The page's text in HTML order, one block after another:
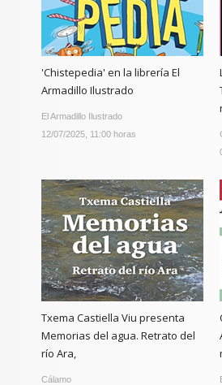
'Chistepedia' en la librería El
Armadillo Ilustrado
El Armadillo Ilustrado
12/07/2025, 11:00 horas
Txema Castiella Viu presenta
Memorias del agua. Retrato del
río Ara,
Cálamo